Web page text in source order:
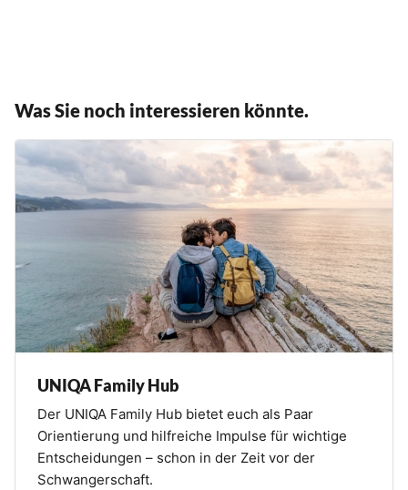
Was Sie noch interessieren könnte.
UNIQA Family Hub
Der UNIQA Family Hub bietet euch als Paar
Orientierung und hilfreiche Impulse für wichtige
Entscheidungen – schon in der Zeit vor der
Schwangerschaft.